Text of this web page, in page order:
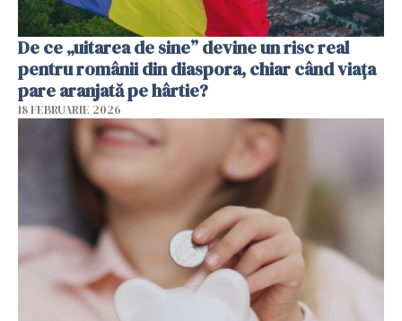
De ce „uitarea de sine” devine un risc real
pentru românii din diaspora, chiar când viața
pare aranjată pe hârtie?
18 FEBRUARIE 2026